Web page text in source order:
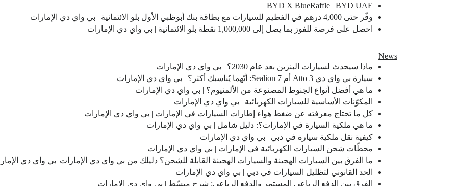
BYD X BlueRaffle | BYD UAE
وفّر حتى 4,000 درهم في الفطيم للسيارات مع بطاقة بنك أبوظبي الأول بلو الائتمانية | بي واي دي الإمارات
احصل على فرصة للفوز بما يصل إلى 1,000,000 نقطة بلو الائتمانية | بي واي دي الإمارات
News
ماذا سيحدث لسيارات البنزين بعد عام 2030؟ | بي واي دي الإمارات
سيارة بي واي دي Atto 3 أم Sealion 7: أيّهما يُناسبك أكثر؟ | بي واي دي الإمارات
ما هي أفضل أنواع الجنوط المصنوعة من الألمنيوم؟ | بي واي دي الإمارات
المكوّنات الأساسية للسيارات الكهربائية | بي واي دي الإمارات
كل ما تحتاج معرفته عن ضغط هواء إطارات السيارات في الإمارات | بي واي دي الإمارات
ما هي ملكية السيارة في الإمارات؟: دليل شامل | بي واي دي الإمارات
كيفية نقل ملكية سيارة في دبي | بي واي دي الإمارات
محطّات شحن السيارات الكهربائية في الإمارات | بي واي دي الإمارات
ما الفرق بين السيارات الهجينة والسيارات الهجينة القابلة للشحن؟ دليلك من بي واي دي الإمارات |بي واي دي
الحد القانوني لتظليل السيارات في دبي | بي واي دي الإمارات
الفرق بين الدفع الرباعي المستمر والدفع الرباعي: شرح مبسّط | بي واي دي الإمارات